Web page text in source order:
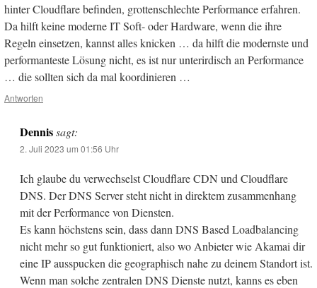
hinter Cloudflare befinden, grottenschlechte Performance erfahren.
Da hilft keine moderne IT Soft- oder Hardware, wenn die ihre
Regeln einsetzen, kannst alles knicken … da hilft die modernste und
performanteste Lösung nicht, es ist nur unterirdisch an Performance
… die sollten sich da mal koordinieren …
Antworten
Dennis sagt:
2. Juli 2023 um 01:56 Uhr
Ich glaube du verwechselst Cloudflare CDN und Cloudflare
DNS. Der DNS Server steht nicht in direktem zusammenhang
mit der Performance von Diensten.
Es kann höchstens sein, dass dann DNS Based Loadbalancing
nicht mehr so gut funktioniert, also wo Anbieter wie Akamai dir
eine IP ausspucken die geographisch nahe zu deinem Standort ist.
Wenn man solche zentralen DNS Dienste nutzt, kanns es eben